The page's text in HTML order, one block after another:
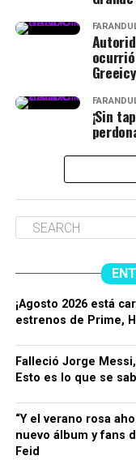
¡Sin
¡Agosto 2026 está
estrenos de Prime,
Falleció Jorge
Esto es lo que se
“Y el verano rosa
nuevo álbum y fans
Feid